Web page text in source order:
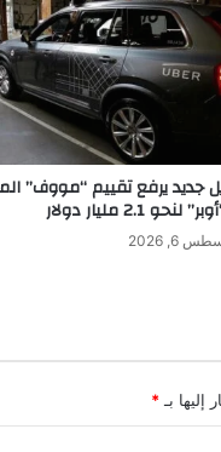
ي
ش
ه
ا
ا
ل
ج
ن
و
ن
جديد يرفع تقييم “مووف”
2.1 مليار دولار
6, 2026
إليها بـ *